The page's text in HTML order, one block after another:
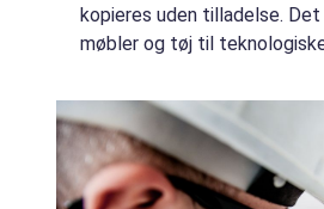
kopieres uden tilladelse.
møbler og tøj til
mulighederne ...